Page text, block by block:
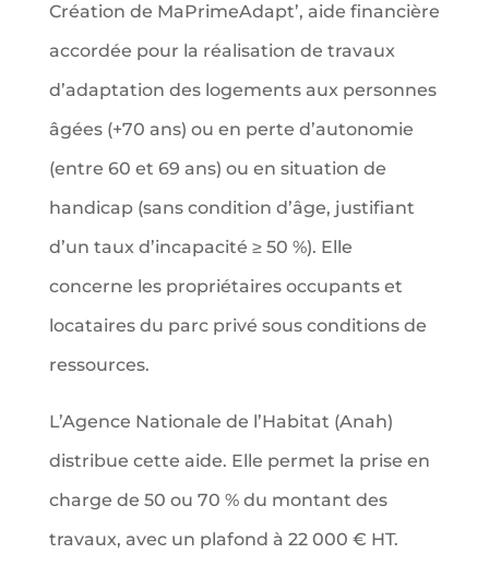
Création de MaPrimeAdapt’, aide financière
accordée pour la réalisation de travaux
d’adaptation des logements aux personnes
âgées (+70 ans) ou en perte d’autonomie
(entre 60 et 69 ans) ou en situation de
handicap (sans condition d’âge, justifiant
d’un taux d’incapacité ≥ 50 %). Elle
concerne les propriétaires occupants et
locataires du parc privé sous conditions de
ressources.
L’Agence Nationale de l’Habitat (Anah)
distribue cette aide. Elle permet la prise en
charge de 50 ou 70 % du montant des
travaux, avec un plafond à 22 000 € HT.